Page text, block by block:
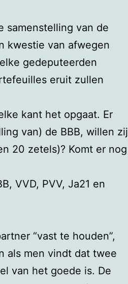
samenstelling van de
kwestie van afwegen
gedeputeerden
eruit zullen
kant het opgaat. Er
van) de BBB, willen zij
20 zetels)? Komt er nog
VVD, PVV, Ja21 en
“vast te houden”,
als men vindt dat twee
van het goede is. De